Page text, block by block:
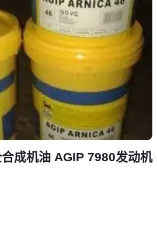
成机油 AGIP 7980发动机